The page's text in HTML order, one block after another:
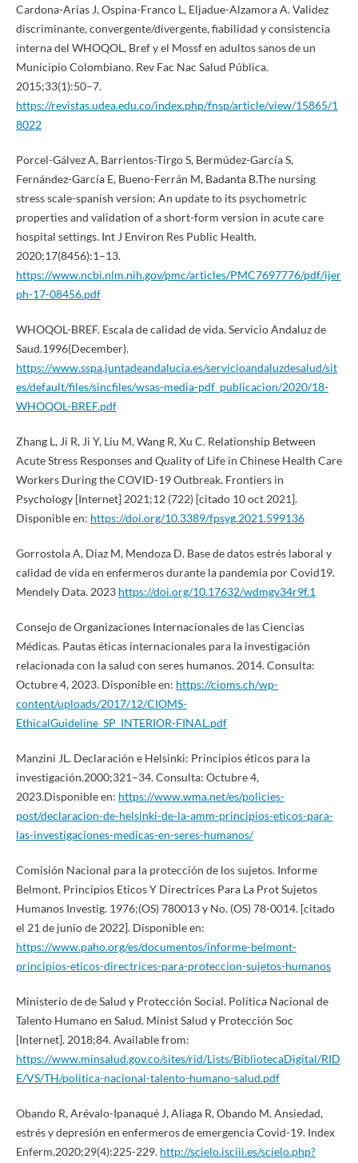
Cardona-Arias J, Ospina-Franco L, Eljadue-Alzamora A. Validez
discriminante, convergente/divergente, fiabilidad y consistencia
interna del WHOQOL, Bref y el Mossf en adultos sanos de un
Municipio Colombiano. Rev Fac Nac Salud Pública.
2015;33(1):50–7.
https://revistas.udea.edu.co/index.php/fnsp/article/view/15865/1
8022
Porcel-Gálvez A, Barrientos-Tirgo S, Bermúdez-García S,
Fernández-García E, Bueno-Ferrán M, Badanta B.The nursing
stress scale-spanish version: An update to its psychometric
properties and validation of a short-form version in acute care
hospital settings. Int J Environ Res Public Health.
2020;17(8456):1–13.
https://www.ncbi.nlm.nih.gov/pmc/articles/PMC7697776/pdf/ijer
ph-17-08456.pdf
WHOQOL-BREF. Escala de calidad de vida. Servicio Andaluz de
Saud.1996(December).
https://www.sspa.juntadeandalucia.es/servicioandaluzdesalud/sit
es/default/files/sincfiles/wsas-media-pdf_publicacion/2020/18-
WHOQOL-BREF.pdf
Zhang L, Ji R, Ji Y, Liu M, Wang R, Xu C. Relationship Between
Acute Stress Responses and Quality of Life in Chinese Health Care
Workers During the COVID-19 Outbreak. Frontiers in
Psychology [Internet] 2021;12 (722) [citado 10 oct 2021].
Disponible en: https://doi.org/10.3389/fpsyg.2021.599136
Gorrostola A, Diaz M, Mendoza D. Base de datos estrés laboral y
calidad de vida en enfermeros durante la pandemia por Covid19.
Mendely Data. 2023 https://doi.org/10.17632/wdmgv34r9f.1
Consejo de Organizaciones Internacionales de las Ciencias
Médicas. Pautas éticas internacionales para la investigación
relacionada con la salud con seres humanos. 2014. Consulta:
Octubre 4, 2023. Disponible en: https://cioms.ch/wp-
content/uploads/2017/12/CIOMS-
EthicalGuideline_SP_INTERIOR-FINAL.pdf
Manzini JL. Declaración e Helsinki: Principios éticos para la
investigación.2000;321–34. Consulta: Octubre 4,
2023.Disponible en: https://www.wma.net/es/policies-
post/declaracion-de-helsinki-de-la-amm-principios-eticos-para-
las-investigaciones-medicas-en-seres-humanos/
Comisión Nacional para la protección de los sujetos. Informe
Belmont. Principios Eticos Y Directrices Para La Prot Sujetos
Humanos Investig. 1976;(OS) 780013 y No. (OS) 78-0014. [citado
el 21 de junio de 2022]. Disponible en:
https://www.paho.org/es/documentos/informe-belmont-
principios-eticos-directrices-para-proteccion-sujetos-humanos
Ministerio de de Salud y Protección Social. Política Nacional de
Talento Humano en Salud. Minist Salud y Protección Soc
[Internet]. 2018;84. Available from:
https://www.minsalud.gov.co/sites/rid/Lists/BibliotecaDigital/RID
E/VS/TH/politica-nacional-talento-humano-salud.pdf
Obando R, Arévalo-Ipanaqué J, Aliaga R, Obando M. Ansiedad,
estrés y depresión en enfermeros de emergencia Covid-19. Index
Enferm.2020;29(4):225-229. http://scielo.isciii.es/scielo.php?